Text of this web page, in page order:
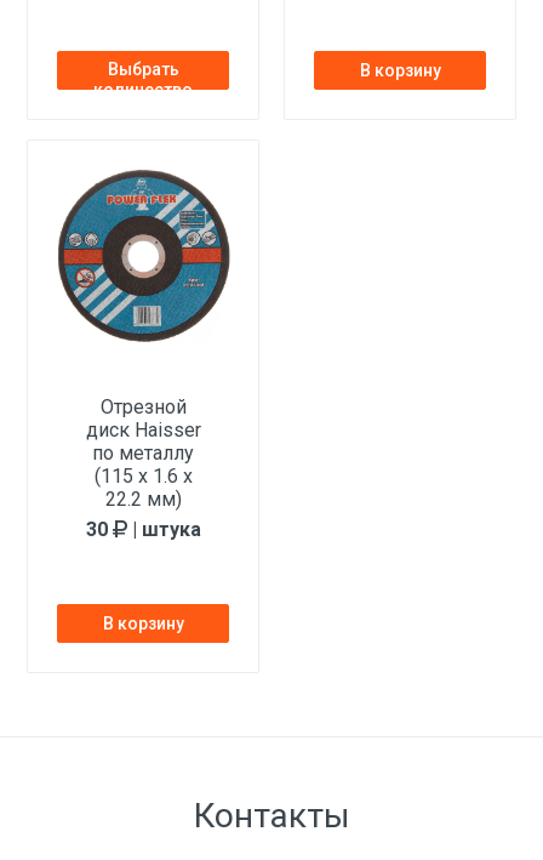
Выбрать
количество
В корзину
Отрезной
диск Haisser
по металлу
(115 х 1.6 х
22.2 мм)
30
| штука
В корзину
Контакты